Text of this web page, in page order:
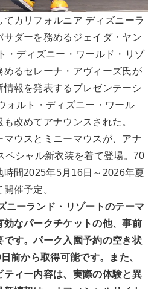
カリフォルニア ディズニーラ
サダーを務めるジェイダ・ヤン
・ディズニー・ワールド・リゾ
めるセレーナ・アヴィーズ氏が
報を発表するプレゼンテーシ
ォルト・ディズニー・ワール
改めてアナウンスされた。
マウスとミニーマウスが、アナ
ペシャル新衣装を着て登場。70
時間2025年5月16日～2026年夏
催予定。
ニーランド・リゾートのテーマ
なパークチケットの他、事前
す。パーク入園予約の空き状
前から取得可能です。また、
ィー内容は、実際の体験と異